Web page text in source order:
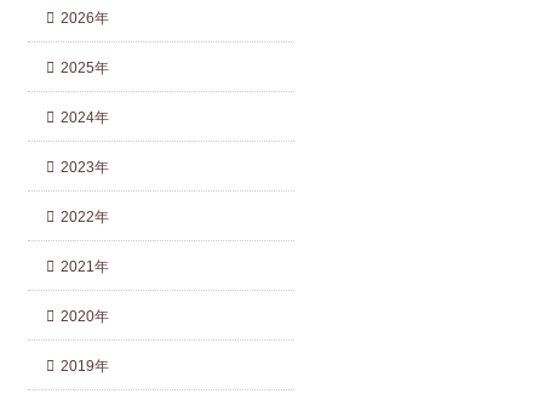
2026年
2025年
2024年
2023年
2022年
2021年
2020年
2019年